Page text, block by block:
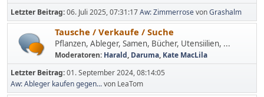
Letzter Beitrag:06. Juli 2025, 07:31:17Aw: ZimmerrosevonGrashalm
Tausche / Verkaufe / Suche
Pflanzen, Ableger, Samen, Bücher, Utensiilien, ...
Moderatoren: Harald, Daruma, Kate MacLila
Letzter Beitrag:01. September 2024, 08:14:05
Aw: Ableger kaufen gegen...von LeaTom